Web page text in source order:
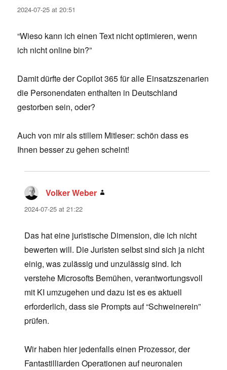
2024-07-25 at 20:51
“Wieso kann ich einen Text nicht optimieren, wenn
ich nicht online bin?”
Damit dürfte der Copilot 365 für alle Einsatzszenarien
die Personendaten enthalten in Deutschland
gestorben sein, oder?
Auch von mir als stillem Mitleser: schön dass es
Ihnen besser zu gehen scheint!
Volker Weber
2024-07-25 at 21:22
Das hat eine juristische Dimension, die ich nicht
bewerten will. Die Juristen selbst sind sich ja nicht
einig, was zulässig und unzulässig sind. Ich
verstehe Microsofts Bemühen, verantwortungsvoll
mit KI umzugehen und dazu ist es es aktuell
erforderlich, dass sie Prompts auf “Schweinerein”
prüfen.
Wir haben hier jedenfalls einen Prozessor, der
Fantastilliarden Operationen auf neuronalen